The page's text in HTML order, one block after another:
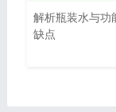
解析瓶装水与功
缺点